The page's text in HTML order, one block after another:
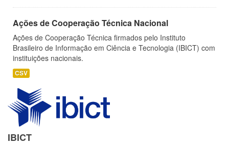
Ações de Cooperação Técnica Nacional
Ações de Cooperação Técnica firmados pelo Instituto
Brasileiro de Informação em Ciência e Tecnologia (IBICT) com
instituições nacionais.
CSV
IBICT